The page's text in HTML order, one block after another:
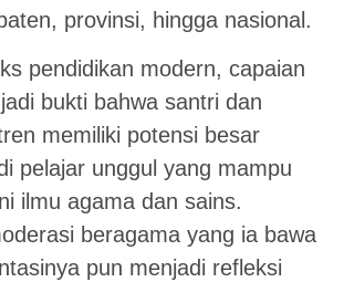
provinsi, hingga nasional.
pendidikan modern, capaian
bukti bahwa santri dan
memiliki potensi besar
pelajar unggul yang mampu
ilmu agama dan sains.
beragama yang ia bawa
pun menjadi refleksi